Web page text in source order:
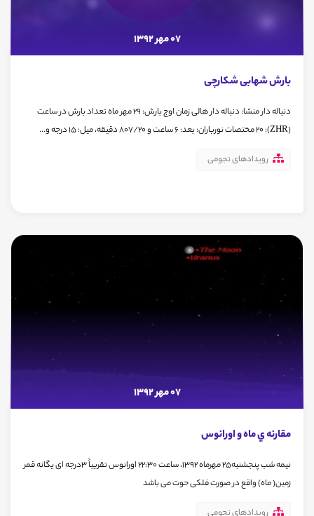
07 مهر 1392
بارش شهابی شکارچی
دنباله دار منشا: دنباله دار هالی زمان اوج بارش: 29 مهر ماه تعداد بارش در ساعت
(ZHR): 20 مختصات نورباران: بعد: 6 ساعت و 807/20 دقیقه، میل: 15 درجه و...
رویدادهای نجومی
07 مهر 1392
مقارنه ي ماه و اورانوس
نیمه شب پنجشنبه25 مهرماه 1392، ساعت 22:30 اورانوس تقریباً 3درجه ای یگانه قمر
زمین( ماه) واقع در صورت فلکی حوت می باشد
رویدادهای نجومی